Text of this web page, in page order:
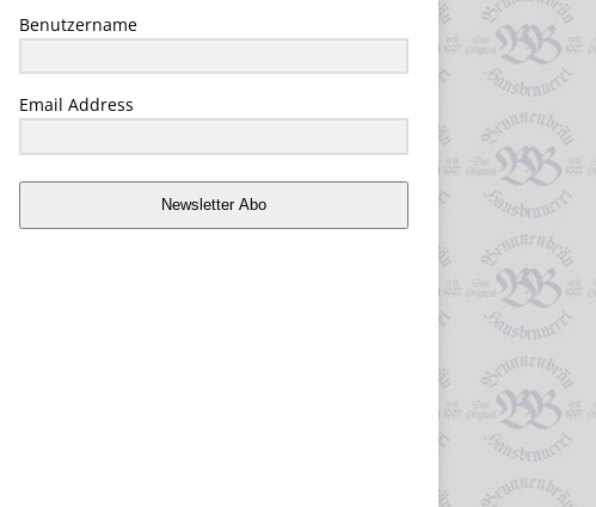
Benutzername
Email Address
Newsletter Abo